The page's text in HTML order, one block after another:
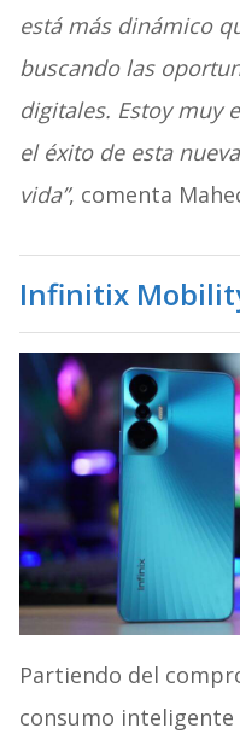
está más dinámico
buscando las
digitales. Estoy muy
el éxito de esta
vida”, comenta
Infinitix
Partiendo del
consumo inteligente